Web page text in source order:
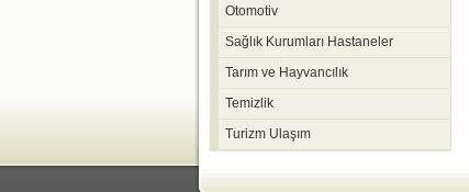
Otomotiv
Sağlık Kurumları Hastaneler
Tarım ve Hayvancılık
Temizlik
Turizm Ulaşım